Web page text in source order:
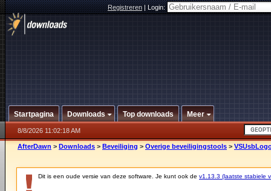
Registreren|Login:
Startpagina Downloads Top downloads Meer
8/8/2026 11:02:18 AM
AfterDawn > Downloads > Beveiliging > Overige beveiligingstools >
Dit is een oude versie van deze software. Je kunt ook de v1.13.3 (laatste stabiele